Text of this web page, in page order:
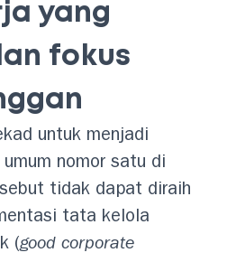
yang
fokus
untuk menjadi
nomor satu di
tidak dapat diraih
tata kelola
(good corporate